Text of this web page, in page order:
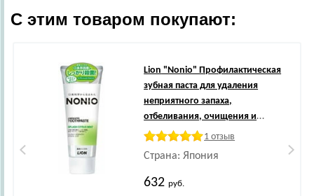
С этим товаром покупают:
Lion "Nonio" Профилактическая
зубная паста для удаления
неприятного запаха,
отбеливания, очищения и
предотвращения появления и
цитрусов и мяты, 130 г.
1 отзыв
Страна: Япония
632руб.